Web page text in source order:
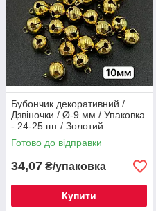
Бубончик декоративний /
Дзвіночки / Ø-9 мм / Упаковка
- 24-25 шт / Золотий
Готово до відправки
34,07 ₴/упаковка
Купити